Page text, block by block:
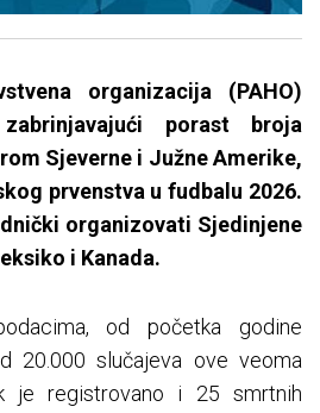
organizacija (PAHO)
porast broja
Sjeverne i Južne Amerike,
prvenstva u fudbalu 2026.
organizovati Sjedinjene
i Kanada.
od početka godine
20.000 slučajeva ove veoma
je registrovano i 25 smrtnih